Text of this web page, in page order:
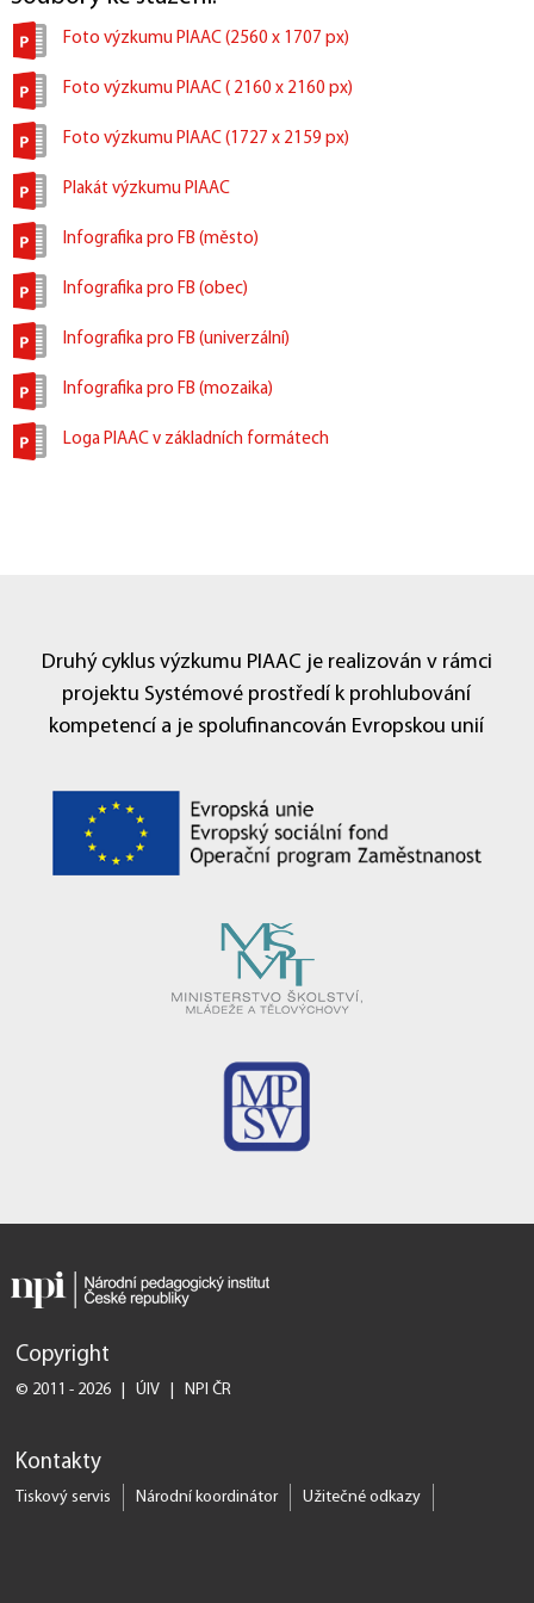
Publikace Rozhovory
DATA A DOKUMENTACE
Dotazníky Úlohy Data
KONTAKTY
Národní koordinátor Tiskový servis
Užitečné odkazy
Foto výzkumu PIAAC (2560 x 1707 px)
Foto výzkumu PIAAC ( 2160 x 2160 px)
Foto výzkumu PIAAC (1727 x 2159 px)
Plakát výzkumu PIAAC
Infografika pro FB (město)
Infografika pro FB (obec)
Infografika pro FB (univerzální)
Infografika pro FB (mozaika)
Loga PIAAC v základních formátech
Druhý cyklus výzkumu PIAAC je realizován v rámci
projektu Systémové prostředí k prohlubování
kompetencí a je spolufinancován Evropskou unií
Copyright
© 2011 - 2026 | ÚIV | NPI ČR
Kontakty
Tiskový servis Národní koordinátor Užitečné odkazy